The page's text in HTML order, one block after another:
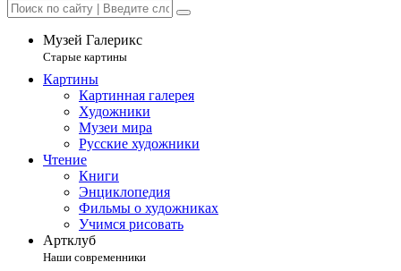
Музей Галерикс
Старые картины
Картины
Картинная галерея
Художники
Музеи мира
Русские художники
Чтение
Книги
Энциклопедия
Фильмы о художниках
Учимся рисовать
Артклуб
Наши современники